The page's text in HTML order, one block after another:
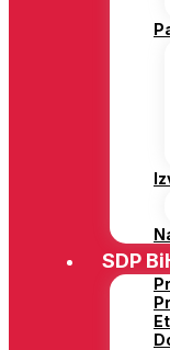
SDP